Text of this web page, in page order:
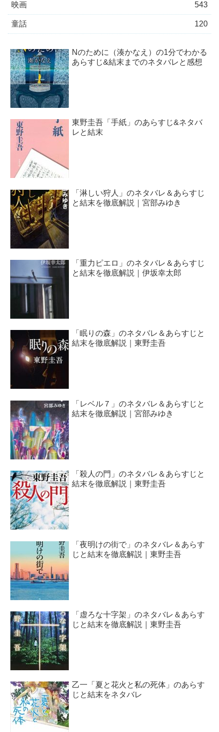
映画 543
童話 120
Nのために（湊かなえ）の1分でわかる
あらすじ&結末までのネタバレと感想
東野圭吾「手紙」のあらすじ&ネタバ
レと結末
「淋しい狩人」のネタバレ＆あらすじ
と結末を徹底解説｜宮部みゆき
「重力ピエロ」のネタバレ＆あらすじ
と結末を徹底解説｜伊坂幸太郎
「眠りの森」のネタバレ＆あらすじと
結末を徹底解説｜東野圭吾
「レベル７」のネタバレ＆あらすじと
結末を徹底解説｜宮部みゆき
「殺人の門」のネタバレ＆あらすじと
結末を徹底解説｜東野圭吾
「夜明けの街で」のネタバレ＆あらす
じと結末を徹底解説｜東野圭吾
「虚ろな十字架」のネタバレ＆あらす
じと結末を徹底解説｜東野圭吾
乙一「夏と花火と私の死体」のあらす
じと結末をネタバレ